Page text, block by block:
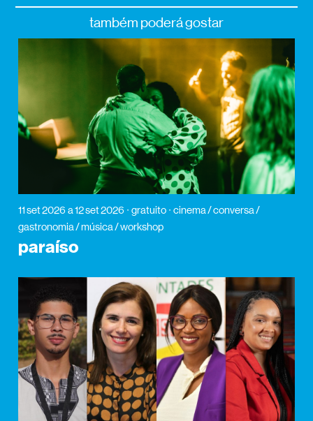
também poderá gostar
11 set 2026 a 12 set 2026 gratuito
cinema / conversa /
gastronomia / música / workshop
paraíso